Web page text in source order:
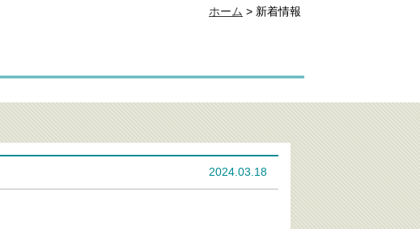
ホーム > 新着情報
2024.03.18